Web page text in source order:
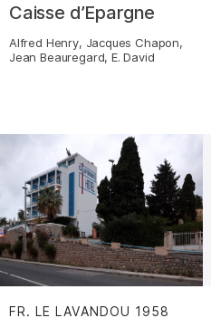
Caisse d’Epargne
Alfred Henry, Jacques Chapon,
Jean Beauregard, E. David
FR. LE LAVANDOU 1958